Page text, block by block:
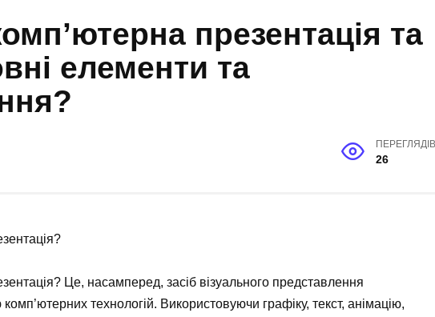
презентація та
елементи та
ПЕРЕГЛЯДІВ
26
Це, насамперед, засіб візуального представлення
технологій. Використовуючи графіку, текст, анімацію,